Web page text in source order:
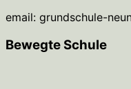
email: grundschule-
Bewegte Schule